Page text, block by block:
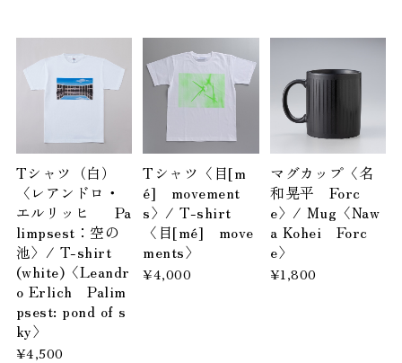
Tシャツ（白）
〈レアンドロ・
エルリッヒ Pa
limpsest：空の
池〉/ T-shirt
(white)〈Leandr
o Erlich Palim
psest: pond of s
ky〉
¥4,500
Tシャツ〈目[m
é] movement
s〉/ T-shirt
〈目[mé] move
ments〉
¥4,000
マグカップ〈名
和晃平 Forc
e〉/ Mug〈Naw
a Kohei Forc
e〉
¥1,800